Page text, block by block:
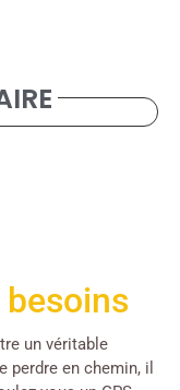
un véritable
perdre en chemin, il